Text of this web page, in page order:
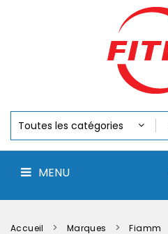
MENU
Chargeurs
Accus
Perceuse,
Visseuse
Batteries
Accueil Marques Fiamm